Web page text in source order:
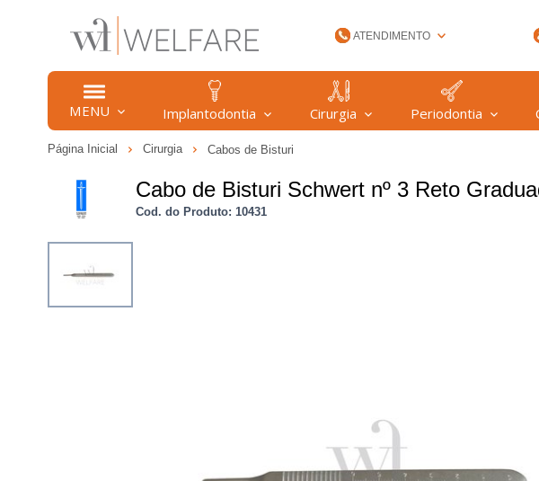
ATENDIMENTO
(47) 99608-
MENU Implantodontia Cirurgia Periodontia
Página Inicial Cirurgia Cabos de Bisturi
Cabo de Bisturi Schwert nº 3 Reto
Cod. do Produto: 10431